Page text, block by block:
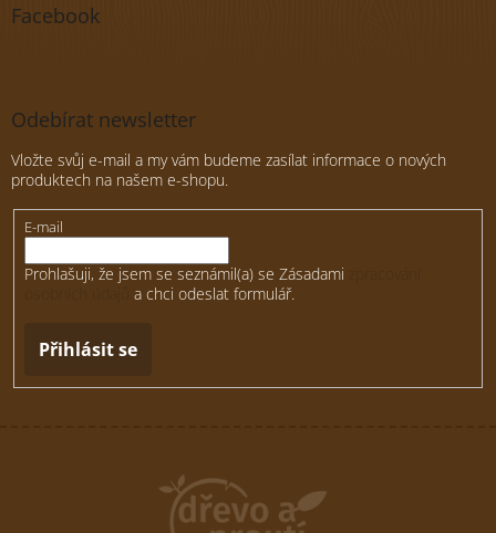
Facebook
Odebírat newsletter
Vložte svůj e-mail a my vám budeme zasílat informace o nových
produktech na našem e-shopu.
E-mail
Prohlašuji, že jsem se seznámil(a) se Zásadami
a chci odeslat formulář.
Přihlásit se